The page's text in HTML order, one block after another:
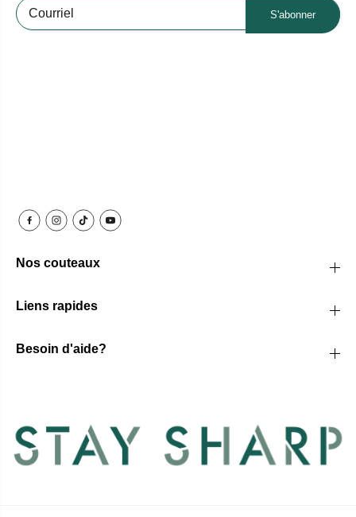
S'abonner
Nos couteaux
Liens rapides
Besoin d'aide?